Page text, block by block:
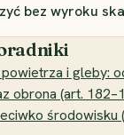
bez wyroku
i gleby:
obrona (art.
środowisku